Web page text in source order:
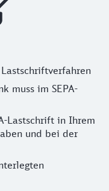
muss im SEPA-
Lastschrift in Ihrem
und bei der